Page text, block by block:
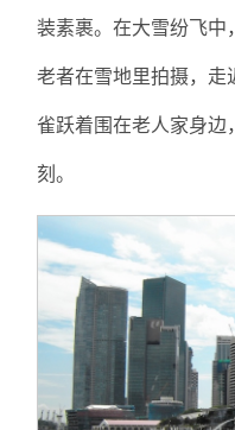
装素裹。在大雪纷飞
老者在雪地里拍摄，
雀跃着围在老人家身
刻。